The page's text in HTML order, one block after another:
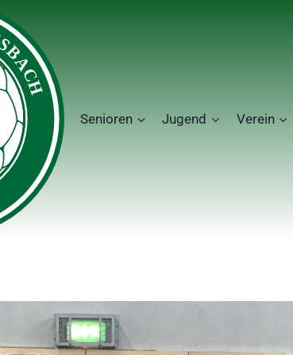
Senioren Jugend Verein